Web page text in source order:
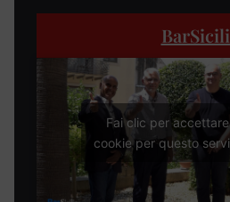
Fai clic per
cookie per questo